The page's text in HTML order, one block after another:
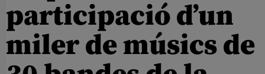
participació d’un
miler de músics de